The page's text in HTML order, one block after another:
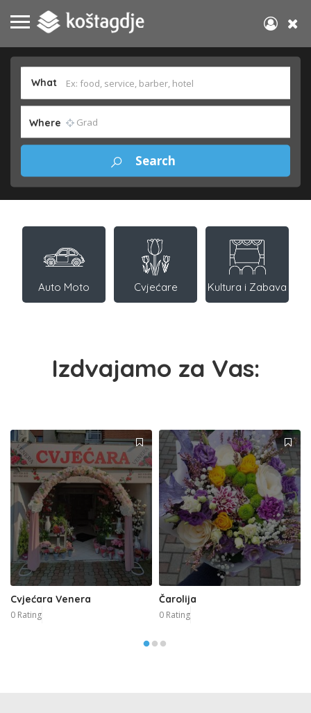
What
Where
Auto Moto Cvjećare Kultura i Zabava
Izdvajamo za Vas:
Cvjećara Venera
0 Rating
Čarolija
0 Rating